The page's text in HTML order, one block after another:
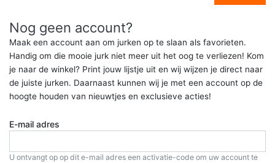
Nog geen account?
Maak een account aan om jurken op te slaan als favorieten.
Handig om die mooie jurk niet meer uit het oog te verliezen! Kom
je naar de winkel? Print jouw lijstje uit en wij wijzen je direct naar
de juiste jurken. Daarnaast kunnen wij je met een account op de
hoogte houden van nieuwtjes en exclusieve acties!
E-mail adres
U ontvangt op op dit e-mail adres een activatie-code om uw account te